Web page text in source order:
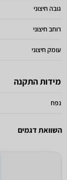
גובה חיצוני
רוחב חיצוני
עומק חיצוני
מידות התקנה
נפח
השוואת דגמים